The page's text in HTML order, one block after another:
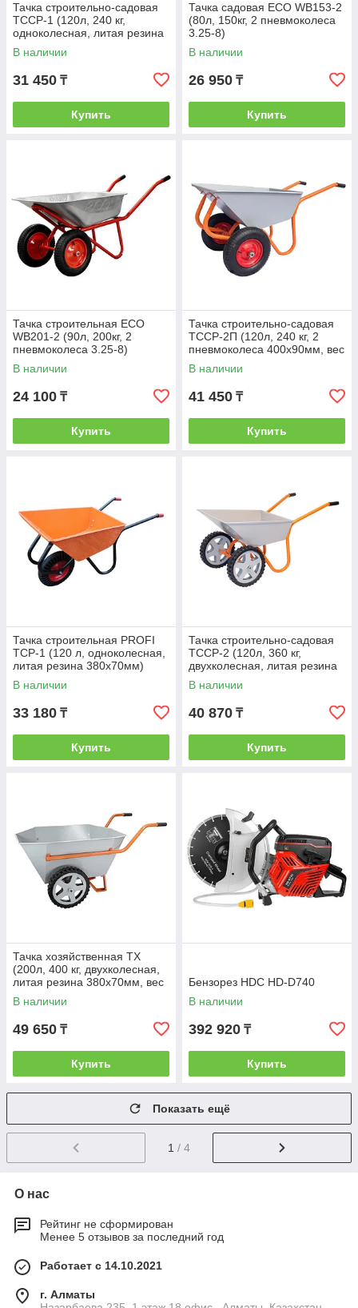
Тачка строительно-садовая
ТССР-1 (120л, 240 кг,
одноколесная, литая резина
380х70мм, вес 15 кг)
В наличии
31 450 ₸
Купить
Тачка садовая ECO WB153-2
(80л, 150кг, 2 пневмоколеса
3.25-8)
В наличии
26 950 ₸
Купить
Тачка строительная ECO
WB201-2 (90л, 200кг, 2
пневмоколеса 3.25-8)
В наличии
24 100 ₸
Купить
Тачка строительно-садовая
ТССР-2П (120л, 240 кг, 2
пневмоколеса 400х90мм, вес
18,5 кг)
В наличии
41 450 ₸
Купить
Тачка строительная PROFI
ТСР-1 (120 л, одноколесная,
литая резина 380х70мм)
В наличии
33 180 ₸
Купить
Тачка строительно-садовая
ТССР-2 (120л, 360 кг,
двухколесная, литая резина
380х70мм, вес 18,5 кг)
В наличии
40 870 ₸
Купить
Тачка хозяйственная ТХ
(200л, 400 кг, двухколесная,
литая резина 380х70мм, вес
28 кг)
В наличии
49 650 ₸
Купить
Бензорез HDC HD-D740
В наличии
392 920 ₸
Купить
Показать ещё
1 / 4
О нас
Рейтинг не сформирован
Менее 5 отзывов за последний год
Работает с 14.10.2021
г. Алматы